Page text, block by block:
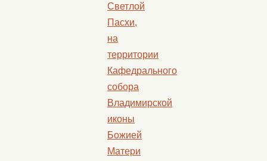
Светлой
Пасхи,
на
территории
Кафедрального
собора
Владимирской
иконы
Божией
Матери